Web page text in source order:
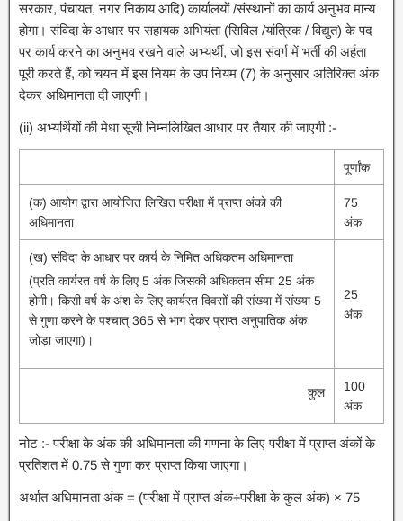
सरकार, पंचायत, नगर निकाय आदि) कार्यालयों /संस्थानों का कार्य अनुभव मान्य
होगा। संविदा के आधार पर सहायक अभियंता (सिविल /यांत्रिक / विद्युत) के पद
पर कार्य करने का अनुभव रखने वाले अभ्यर्थी, जो इस संवर्ग में भर्ती की अर्हता
पूरी करते हैं, को चयन में इस नियम के उप नियम (7) के अनुसार अतिरिक्त अंक
देकर अधिमानता दी जाएगी।
(ii) अभ्यर्थियों की मेधा सूची निम्नलिखित आधार पर तैयार की जाएगी :-
पूर्णांक
(क) आयोग द्वारा आयोजित लिखित परीक्षा में प्राप्त अंको की
अधिमानता
75
अंक
(ख) संविदा के आधार पर कार्य के निमित अधिकतम अधिमानता
(प्रति कार्यरत वर्ष के लिए 5 अंक जिसकी अधिकतम सीमा 25 अंक
होगी। किसी वर्ष के अंश के लिए कार्यरत दिवसों की संख्या में संख्या 5
से गुणा करने के पश्चात्‌ 365 से भाग देकर प्राप्त अनुपातिक अंक
जोड़ा जाएगा)।
25
अंक
कुल
100
अंक
नोट :- परीक्षा के अंक की अधिमानता की गणना के लिए परीक्षा में प्राप्त अंकों के
प्रतिशत में 0.75 से गुणा कर प्राप्त किया जाएगा।
अर्थात अधिमानता अंक = (परीक्षा में प्राप्त अंक÷परीक्षा के कुल अंक) × 75